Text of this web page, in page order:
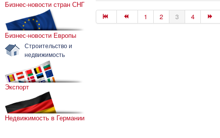
Бизнес-новости стран СНГ
Бизнес-новости Европы
Строительство и
недвижимость
Экспорт
Недвижимость в Германии
1 2 3 4